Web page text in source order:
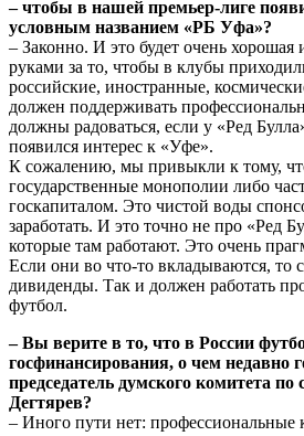
– чтобы в нашей премьер-лиге
условным названием «РБ Уфа»?
– Законно. И это будет очень хорошая
руками за то, чтобы в клубы
российские, иностранные,
должен поддерживать
должны радоваться, если у «Ред
появился интерес к «Уфе».
К сожалению, мы привыкли к тому,
государственные монополии либо
госкапиталом. Это чистой воды
заработать. И это точно не про «Ред
которые там работают. Это очень
Если они во что-то вкладываются, то
дивиденды. Так и должен работать
футбол.
– Вы верите в то, что в России
госфинансирования, о чем недавно
председатель думского комитета
Дегтярев?
– Иного пути нет: